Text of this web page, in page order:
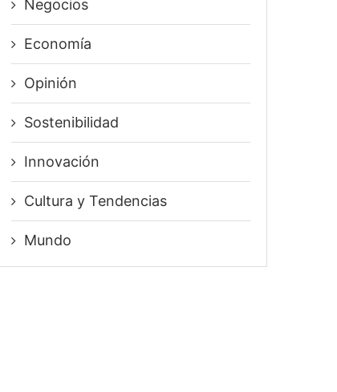
Negocios
Economía
Opinión
Sostenibilidad
Innovación
⁠Cultura y Tendencias
Mundo